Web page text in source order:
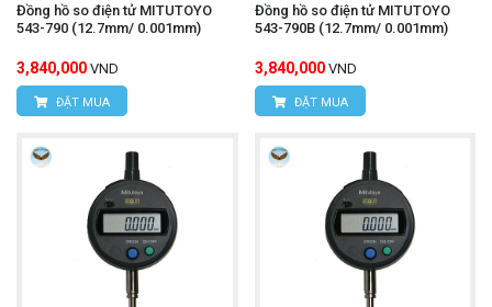
Đồng hồ so điện tử MITUTOYO
543-790 (12.7mm/ 0.001mm)
3,840,000 VND
ĐẶT MUA
Đồng hồ so điện tử MITUTOYO
543-790B (12.7mm/ 0.001mm)
3,840,000 VND
ĐẶT MUA